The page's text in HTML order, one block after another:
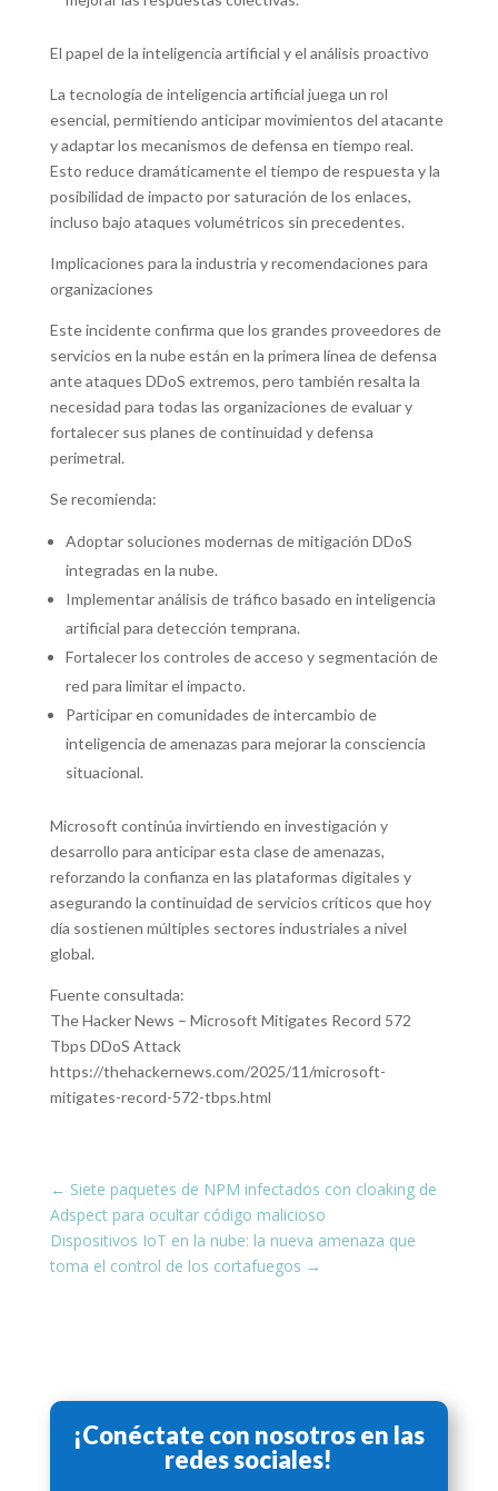
El papel de la inteligencia artificial y el análisis proactivo
La tecnología de inteligencia artificial juega un rol
esencial, permitiendo anticipar movimientos del atacante
y adaptar los mecanismos de defensa en tiempo real.
Esto reduce dramáticamente el tiempo de respuesta y la
posibilidad de impacto por saturación de los enlaces,
incluso bajo ataques volumétricos sin precedentes.
Implicaciones para la industria y recomendaciones para
organizaciones
Este incidente confirma que los grandes proveedores de
servicios en la nube están en la primera línea de defensa
ante ataques DDoS extremos, pero también resalta la
necesidad para todas las organizaciones de evaluar y
fortalecer sus planes de continuidad y defensa
perimetral.
Se recomienda:
Adoptar soluciones modernas de mitigación DDoS
integradas en la nube.
Implementar análisis de tráfico basado en inteligencia
artificial para detección temprana.
Fortalecer los controles de acceso y segmentación de
red para limitar el impacto.
Participar en comunidades de intercambio de
inteligencia de amenazas para mejorar la consciencia
situacional.
Microsoft continúa invirtiendo en investigación y
desarrollo para anticipar esta clase de amenazas,
reforzando la confianza en las plataformas digitales y
asegurando la continuidad de servicios críticos que hoy
día sostienen múltiples sectores industriales a nivel
global.
Fuente consultada:
The Hacker News – Microsoft Mitigates Record 572
Tbps DDoS Attack
https://thehackernews.com/2025/11/microsoft-
mitigates-record-572-tbps.html
← Siete paquetes de NPM infectados con cloaking de
Adspect para ocultar código malicioso
Dispositivos IoT en la nube: la nueva amenaza que
toma el control de los cortafuegos →
¡Conéctate con nosotros en las
redes sociales!